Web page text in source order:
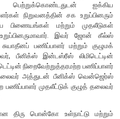
நிலையம்
காட்சிச் சாலை
பெற்றுக்கொண்டதுடன் ஐக்கிய
நிறுவனத்தின் சக உறுப்பினரும்
பிணையங்கள் மற்றும் முதலீடுகள்
இவர் ஜோன் கீல்ஸ்
பணிப்பாளர் மற்றும் குழுமக்
பீனிக்ஸ் இன்டஸ்ரீஸ் லிமிடெட்டின்
நிறைவேற்றுத்தரமற்ற பணிப்பாளர்
அத்துடன் பீனிக்ஸ் வென்ஜெர்ஸ்
பணிப்பாளர் முதலீட்டுக் குழுத் தலைவர்
திரு பொன்கோ உள்நாட்டு மற்றும்